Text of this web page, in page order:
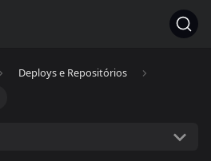
Deploys e Repositórios